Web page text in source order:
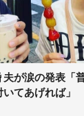
が涙の発表「
てあげれば」